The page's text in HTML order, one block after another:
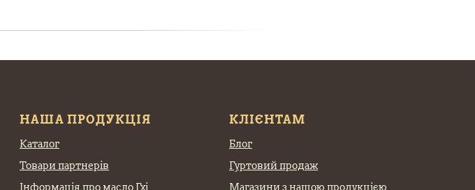
НАША ПРОДУКЦІЯ
Каталог
Товари партнерів
Інформація про масло Гхі
КЛІЄНТАМ
Блог
Гуртовий продаж
Магазини з нашою продукцією